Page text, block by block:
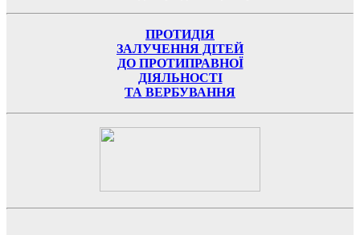
ПРОТИДІЯ
ЗАЛУЧЕННЯ ДІТЕЙ
ДО ПРОТИПРАВНОЇ
ДІЯЛЬНОСТІ
ТА ВЕРБУВАННЯ